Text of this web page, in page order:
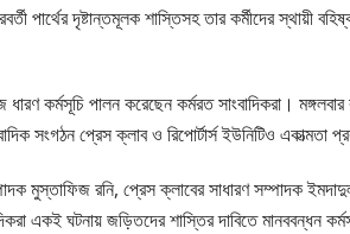
পার্থের দৃষ্টান্তমূলক শাস্তিসহ তার কর্মীদের স্থায়ী
কর্মসূচি পালন করেছেন কর্মরত সাংবাদিকরা। মঙ্গলবার
সংগঠন প্রেস ক্লাব ও রিপোর্টার্স ইউনিটিও একাত্মতা
মুস্তাফিজ রনি, প্রেস ক্লাবের সাধারণ সম্পাদক
একই ঘটনায় জড়িতদের শাস্তির দাবিতে মানববন্ধন